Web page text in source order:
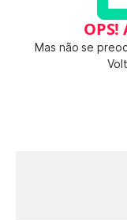
Mas não se